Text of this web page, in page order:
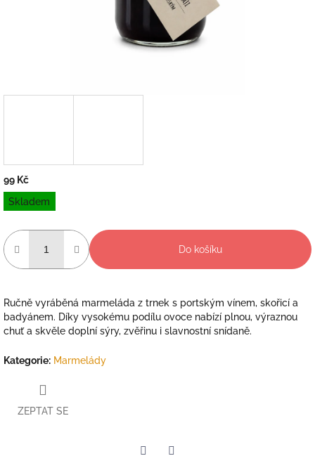
99 Kč
Měrná
cena:
Skladem
Do košíku
Ručně vyráběná marmeláda z trnek s portským vínem, skořicí a
badyánem. Díky vysokému podílu ovoce nabízí plnou, výraznou
chuť a skvěle doplní sýry, zvěřinu i slavnostní snídaně.
Kategorie: Marmelády
ZEPTAT SE